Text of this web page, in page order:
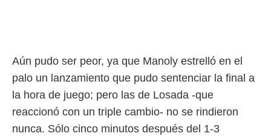
Aún pudo ser peor, ya que Manoly estrelló en el
palo un lanzamiento que pudo sentenciar la final a
la hora de juego; pero las de Losada -que
reaccionó con un triple cambio- no se rindieron
nunca. Sólo cinco minutos después del 1-3